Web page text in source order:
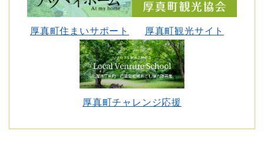
厚真町住まいサポート 厚真町観光サイト
厚真町チャレンジ応援